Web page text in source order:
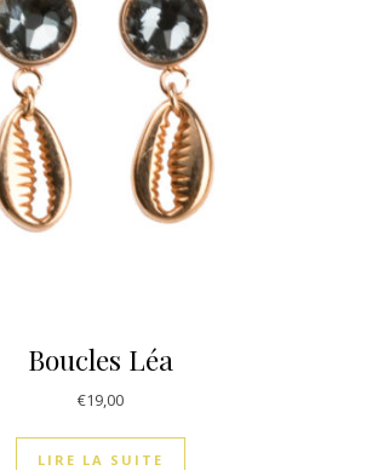
Boucles Léa
€19,00
LIRE LA SUITE